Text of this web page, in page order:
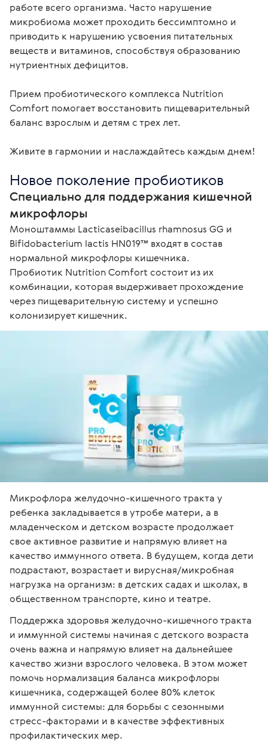
работе всего организма. Часто нарушение
микробиома может проходить бессимптомно и
приводить к нарушению усвоения питательных
веществ и витаминов, способствуя образованию
нутриентных дефицитов.
Прием пробиотического комплекса Nutrition
Comfort помогает восстановить пищеварительный
баланс взрослым и детям с трех лет.
Живите в гармонии и наслаждайтесь каждым днем!
Новое поколение пробиотиков
Специально для поддержания кишечной
микрофлоры
Моноштаммы Lacticaseibacillus rhamnosus GG и
Bifidobacterium lactis HN019™ входят в состав
нормальной микрофлоры кишечника.
Пробиотик Nutrition Comfort состоит из их
комбинации, которая выдерживает прохождение
через пищеварительную систему и успешно
колонизирует кишечник.
Микрофлора желудочно-кишечного тракта у
ребенка закладывается в утробе матери, а в
младенческом и детском возрасте продолжает
свое активное развитие и напрямую влияет на
качество иммунного ответа. В будущем, когда дети
подрастают, возрастает и вирусная/микробная
нагрузка на организм: в детских садах и школах, в
общественном транспорте, кино и театре.
Поддержка здоровья желудочно-кишечного тракта
и иммунной системы начиная с детского возраста
очень важна и напрямую влияет на дальнейшее
качество жизни взрослого человека. В этом может
помочь нормализация баланса микрофлоры
кишечника, содержащей более 80% клеток
иммунной системы: для борьбы с сезонными
стресс-факторами и в качестве эффективных
профилактических мер.